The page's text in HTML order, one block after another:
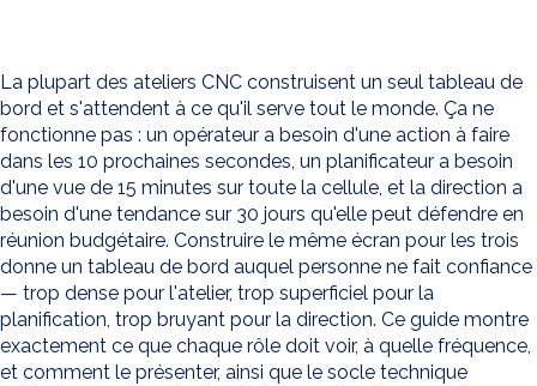
La plupart des ateliers CNC construisent un seul tableau de
bord et s'attendent à ce qu'il serve tout le monde. Ça ne
fonctionne pas : un opérateur a besoin d'une action à faire
dans les 10 prochaines secondes, un planificateur a besoin
d'une vue de 15 minutes sur toute la cellule, et la direction a
besoin d'une tendance sur 30 jours qu'elle peut défendre en
réunion budgétaire. Construire le même écran pour les trois
donne un tableau de bord auquel personne ne fait confiance
— trop dense pour l'atelier, trop superficiel pour la
planification, trop bruyant pour la direction. Ce guide montre
exactement ce que chaque rôle doit voir, à quelle fréquence,
et comment le présenter, ainsi que le socle technique